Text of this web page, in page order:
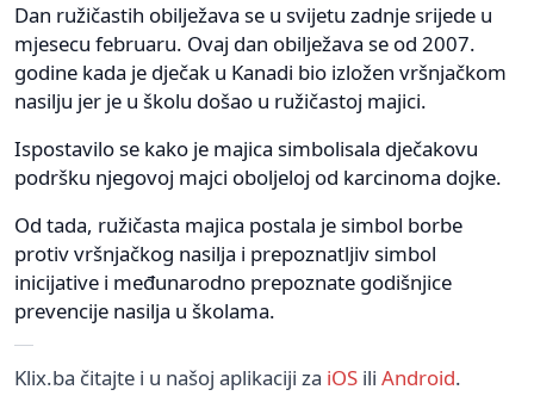
Dan ružičastih obilježava se u svijetu zadnje srijede u
mjesecu februaru. Ovaj dan obilježava se od 2007.
godine kada je dječak u Kanadi bio izložen vršnjačkom
nasilju jer je u školu došao u ružičastoj majici.
Ispostavilo se kako je majica simbolisala dječakovu
podršku njegovoj majci oboljeloj od karcinoma dojke.
Od tada, ružičasta majica postala je simbol borbe
protiv vršnjačkog nasilja i prepoznatljiv simbol
inicijative i međunarodno prepoznate godišnjice
prevencije nasilja u školama.
Klix.ba čitajte i u našoj aplikaciji za iOS ili Android.